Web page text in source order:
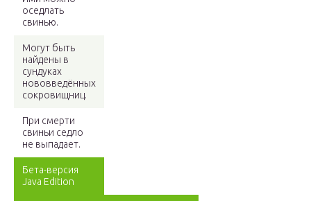
оседлать
свинью.
Могут быть
найдены в
сундуках
нововведённых
сокровищниц.
При смерти
свиньи седло
не выпадает.
Бета-версия
Java Edition